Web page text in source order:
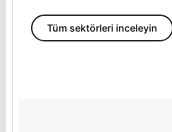
Tüm sektörleri inceleyin